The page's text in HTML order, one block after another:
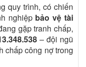
quy trình, có chiến
nghiệp bảo vệ tài
gặp tranh chấp,
– đội ngũ
chấp công nợ trong